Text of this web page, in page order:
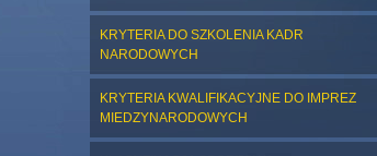
KRYTERIA DO SZKOLENIA KADR
NARODOWYCH
KRYTERIA KWALIFIKACYJNE DO IMPREZ
MIEDZYNARODOWYCH